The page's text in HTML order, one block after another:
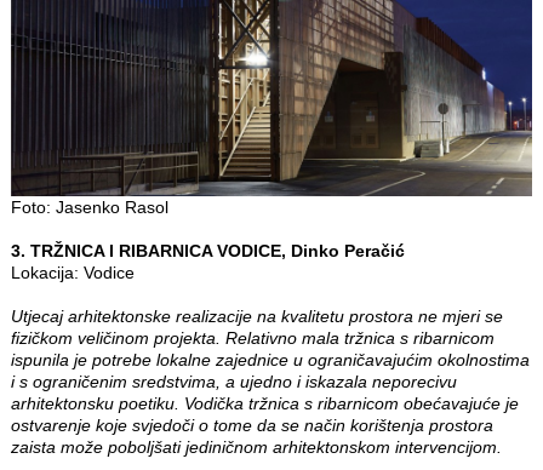
Foto: Jasenko Rasol
3. TRŽNICA I RIBARNICA VODICE, Dinko Peračić
Lokacija: Vodice
Utjecaj arhitektonske realizacije na kvalitetu prostora ne mjeri se
fizičkom veličinom projekta. Relativno mala tržnica s ribarnicom
ispunila je potrebe lokalne zajednice u ograničavajućim okolnostima
i s ograničenim sredstvima, a ujedno i iskazala neporecivu
arhitektonsku poetiku. Vodička tržnica s ribarnicom obećavajuće je
ostvarenje koje svjedoči o tome da se način korištenja prostora
zaista može poboljšati jediničnom arhitektonskom intervencijom.